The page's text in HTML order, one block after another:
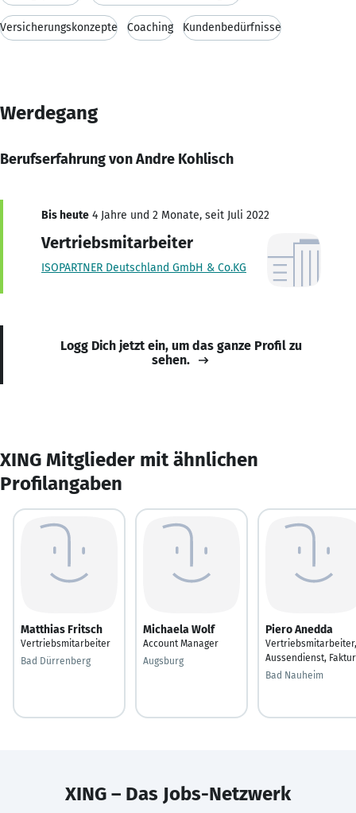
Versicherungskonzepte Coaching Kundenbedürfnisse
Werdegang
Berufserfahrung von Andre Kohlisch
Bis heute 4 Jahre und 2 Monate, seit Juli 2022
Vertriebsmitarbeiter
ISOPARTNER Deutschland GmbH & Co.KG
Logg Dich jetzt ein, um das ganze Profil zu
sehen.
XING Mitglieder mit ähnlichen
Profilangaben
Matthias Fritsch
Vertriebsmitarbeiter
Bad Dürrenberg
Michaela Wolf
Account Manager
Augsburg
Piero Anedda
Vertriebsmitarbeiter,
Aussendienst,
Bad Nauheim
XING – Das Jobs-Netzwerk